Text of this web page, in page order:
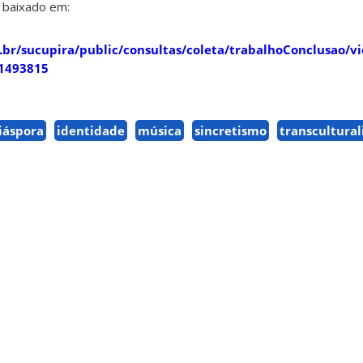
em:
sucupira/public/consultas/coleta/trabalhoConclusao/
identidade música sincretismo